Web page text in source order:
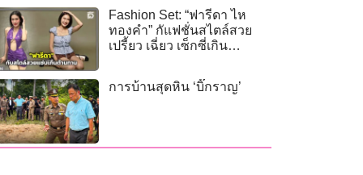
Fashion Set: “ฟารีดา ไห
ทองคำ” กัแฟชั่นสไตล์สวย
เปรี้ยว เฉี่ยว เซ็กซี่เกิน
การบ้านสุดหิน ‘บิ๊กราญ’